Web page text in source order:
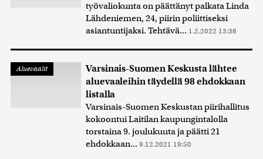
työvaliokunta on päättänyt palkata Linda
Lähdeniemen, 24, piirin poliittiseksi
asiantuntijaksi. Tehtävä... 1.2.2022 13:38
Aluevaalit
Varsinais-Suomen Keskusta lähtee
aluevaaleihin täydellä 98 ehdokkaan
listalla
Varsinais-Suomen Keskustan piirihallitus
kokoontui Laitilan kaupungintalolla
torstaina 9. joulukuuta ja päätti 21
ehdokkaan... 9.12.2021 19:50